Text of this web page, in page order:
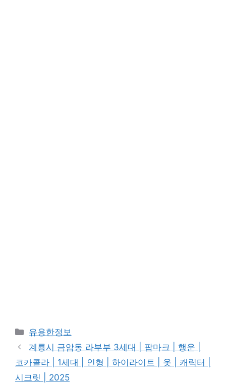
Categories
유용한정보
계룡시 금암동 라부부 3세대 | 팝마크 | 행운 |
코카콜라 | 1세대 | 인형 | 하이라이트 | 옷 | 캐릭터 |
시크릿 | 2025